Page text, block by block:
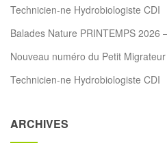
Technicien-ne Hydrobiologiste CDI
Balades Nature PRINTEMPS 2026
Nouveau numéro du Petit
Technicien-ne Hydrobiologiste CDI
ARCHIVES